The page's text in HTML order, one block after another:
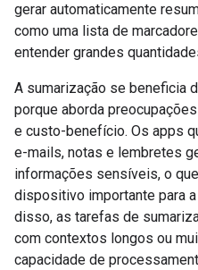
gerar automaticamente
como uma lista de
entender grandes
A sumarização se beneficia
porque aborda
e custo-benefício. Os apps
e-mails, notas e lembretes
informações sensíveis, o
dispositivo importante para
disso, as tarefas de
com contextos longos ou
capacidade de